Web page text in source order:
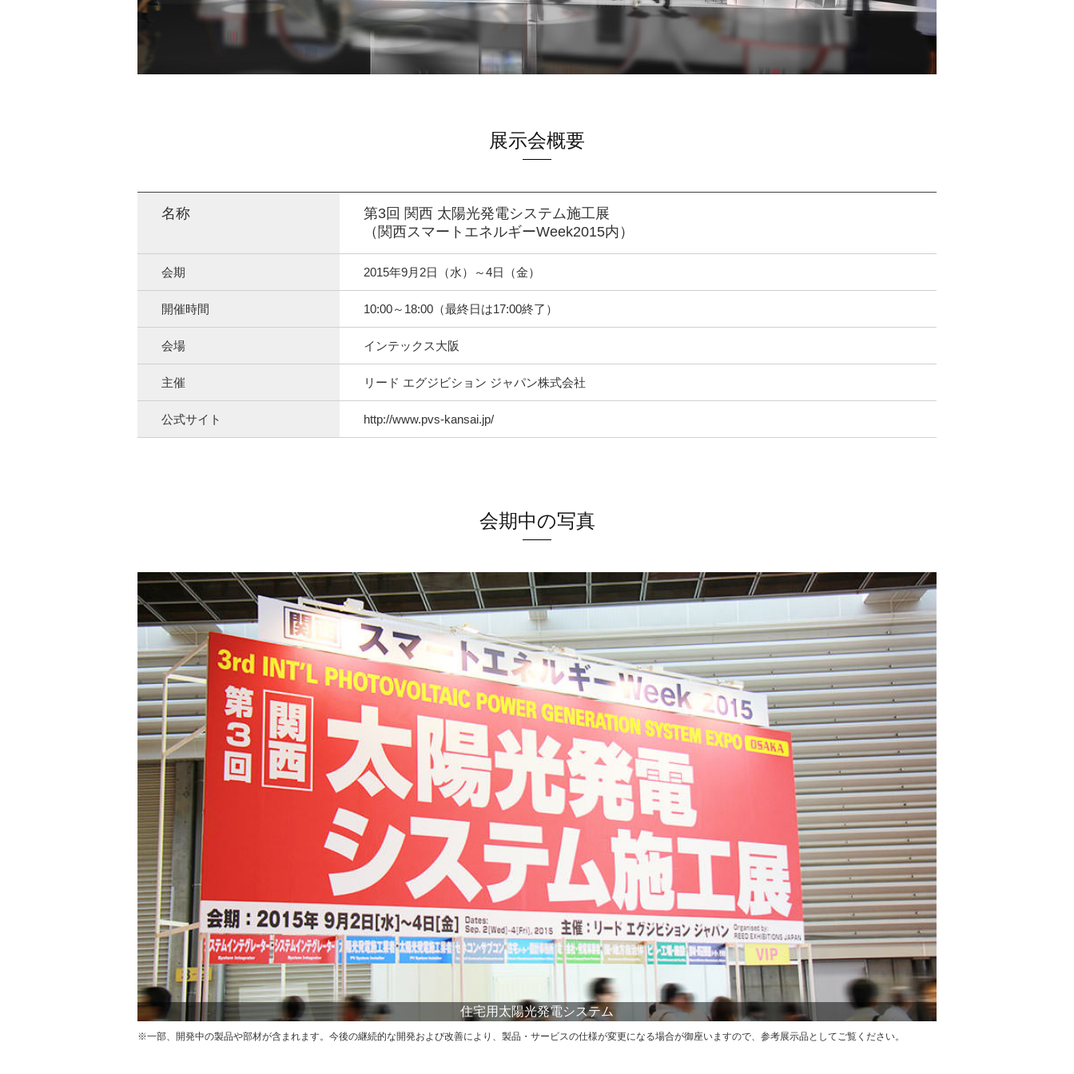
展示会概要
名称
第3回 関西 太陽光発電システム施工展
（関西スマートエネルギーWeek2015内）
会期 2015年9月2日（水）～4日（金）
開催時間 10:00～18:00（最終日は17:00終了）
会場 インテックス大阪
主催 リード エグジビション ジャパン株式会社
公式サイト http://www.pvs-kansai.jp/
会期中の写真
住宅用太陽光発電システム
※一部、開発中の製品や部材が含まれます。今後の継続的な開発および改善により、製品・サービスの仕様が変更になる場合が御座いますので、参考展示品としてご覧ください。